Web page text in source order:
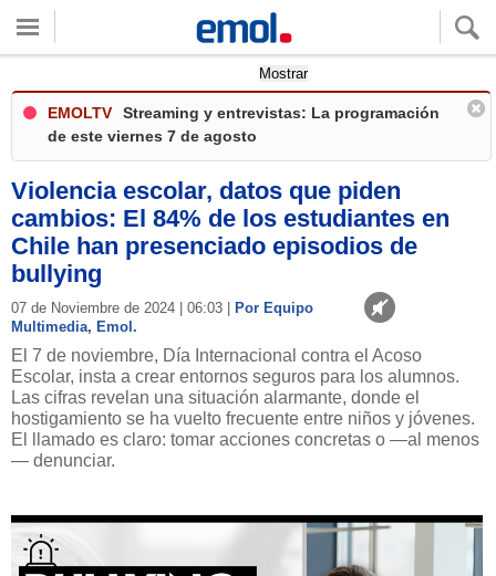
Mostrar
EMOLTV
Streaming y entrevistas: La programación
de este viernes 7 de agosto
Violencia escolar, datos que piden
cambios: El 84% de los estudiantes en
Chile han presenciado episodios de
bullying
07 de Noviembre de 2024 | 06:03 |
Por Equipo
Multimedia, Emol.
El 7 de noviembre, Día Internacional contra el Acoso
Escolar, insta a crear entornos seguros para los alumnos.
Las cifras revelan una situación alarmante, donde el
hostigamiento se ha vuelto frecuente entre niños y jóvenes.
El llamado es claro: tomar acciones concretas o —al menos
— denunciar.